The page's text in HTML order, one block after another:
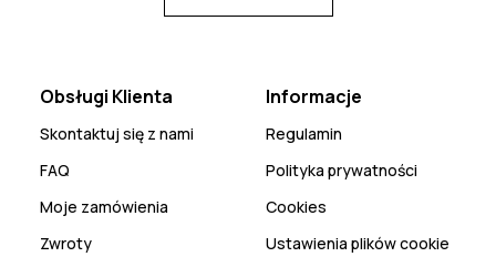
Obsługi Klienta
Skontaktuj się z nami
FAQ
Moje zamówienia
Zwroty
Informacje
Regulamin
Polityka prywatności
Cookies
Ustawienia plików cookie